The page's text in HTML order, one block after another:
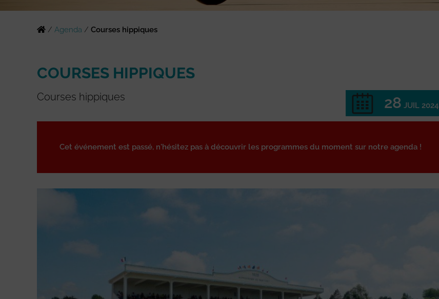
/ Agenda / Courses hippiques
COURSES HIPPIQUES
Courses hippiques 28 JUIL 2024
Cet événement est passé, n'hésitez pas à découvrir les programmes du moment sur notre agenda !